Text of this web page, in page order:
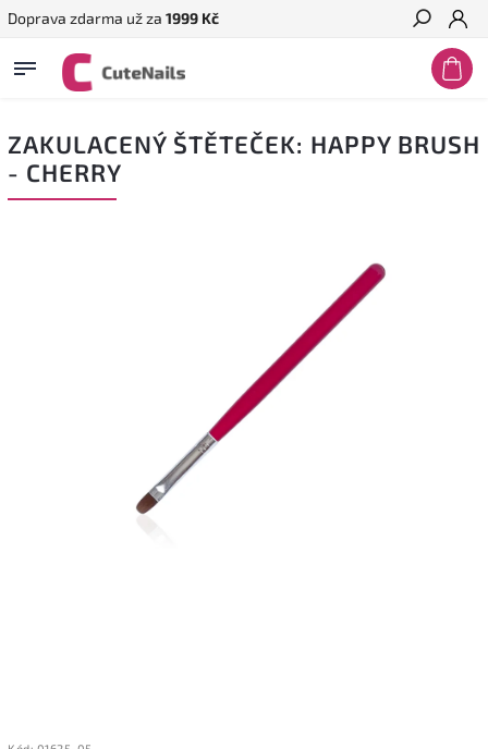
Doprava zdarma už za 1999 Kč
Hledat
ZAKULACENÝ ŠTĚTEČEK: HAPPY BRUSH
- CHERRY